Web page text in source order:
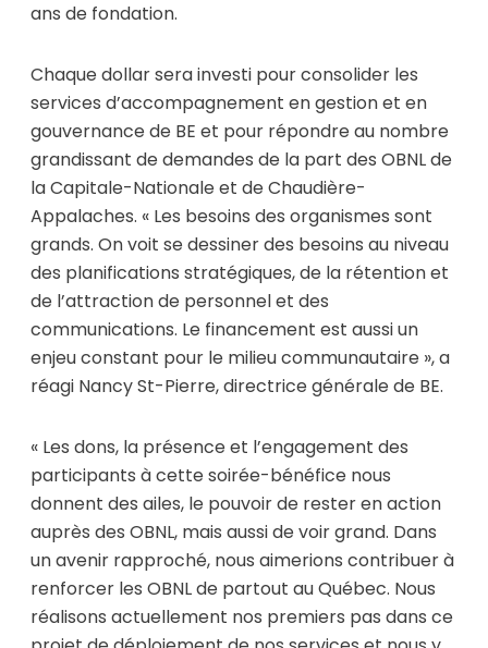
ans de fondation.
Chaque dollar sera investi pour consolider les
services d’accompagnement en gestion et en
gouvernance de BE et pour répondre au nombre
grandissant de demandes de la part des OBNL de
la Capitale-Nationale et de Chaudière-
Appalaches. « Les besoins des organismes sont
grands. On voit se dessiner des besoins au niveau
des planifications stratégiques, de la rétention et
de l’attraction de personnel et des
communications. Le financement est aussi un
enjeu constant pour le milieu communautaire », a
réagi Nancy St-Pierre, directrice générale de BE.
« Les dons, la présence et l’engagement des
participants à cette soirée-bénéfice nous
donnent des ailes, le pouvoir de rester en action
auprès des OBNL, mais aussi de voir grand. Dans
un avenir rapproché, nous aimerions contribuer à
renforcer les OBNL de partout au Québec. Nous
réalisons actuellement nos premiers pas dans ce